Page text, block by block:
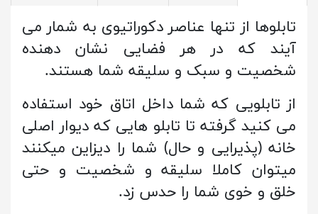
تابلوها از تنها عناصر دکوراتیوی به شمار می
آیند که در هر فضایی نشان دهنده
شخصیت و سبک و سلیقه شما هستند.
از تابلویی که شما داخل اتاق خود استفاده
می کنید گرفته تا تابلو هایی که دیوار اصلی
خانه (پذیرایی و حال) شما را دیزاین میکنند
میتوان کاملا سلیقه و شخصیت و حتی
خلق و خوی شما را حدس زد.